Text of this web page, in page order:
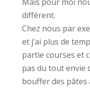
différent.
Chez nous par
et j’ai plus de
partie courses et
pas du tout envie
bouffer des pâtes